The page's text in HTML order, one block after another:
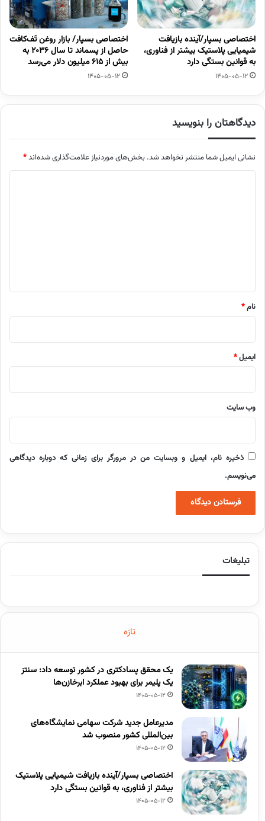
اختصاصی بسپار/آینده بازیافت
شیمیایی پلاستیک بیشتر از فناوری،
به قوانین بستگی دارد
1405-05-12
اختصاصی بسپار/ بازار روغن تَف‌کافت
حاصل از پسماند تا سال ۲۰۳۶ به
بیش از ۶۱۵ میلیون دلار می‌رسد
1405-05-12
دیدگاهتان را بنویسید
نشانی ایمیل شما منتشر نخواهد شد. بخش‌های موردنیاز علامت‌گذاری شده‌اند*
نام*
ایمیل*
وب‌ سایت
ذخیره نام، ایمیل و وبسایت من در مرورگر برای زمانی که دوباره دیدگاهی
می‌نویسم.
تبلیغات
تازه
یک محقق پسادکتری در کشور توسعه داد: سنتز
یک پلیمر برای بهبود عملکرد ابرخازن‌ها
1405-05-12
مدیرعامل جدید شرکت سهامی نمایشگاه‌های
بین‌المللی کشور منصوب شد
1405-05-12
اختصاصی بسپار/آینده بازیافت شیمیایی پلاستیک
بیشتر از فناوری، به قوانین بستگی دارد
1405-05-12